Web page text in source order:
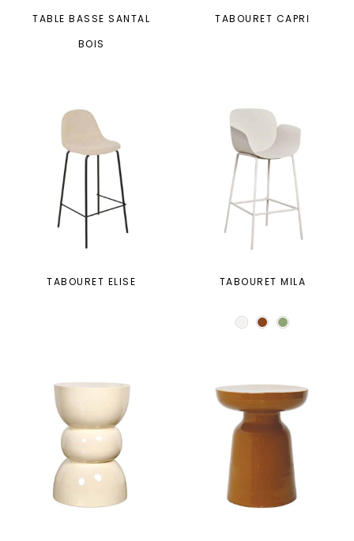
TABLE BASSE SANTAL
BOIS
TABOURET CAPRI
TABOURET ELISE TABOURET MILA